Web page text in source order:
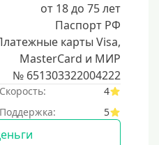
от 18 до 75 лет
Паспорт РФ
карты Visa,
MasterCard и МИР
№ 651303322004222
Скорость:
4
Поддержка: 5